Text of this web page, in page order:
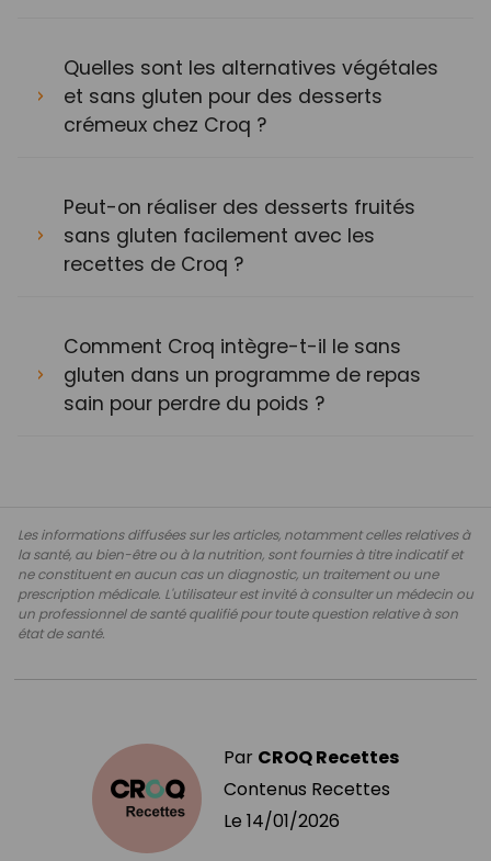
Quelles sont les alternatives végétales
et sans gluten pour des desserts
crémeux chez Croq ?
Peut-on réaliser des desserts fruités
sans gluten facilement avec les
recettes de Croq ?
Comment Croq intègre-t-il le sans
gluten dans un programme de repas
sain pour perdre du poids ?
Les informations diffusées sur les articles, notamment celles relatives à
la santé, au bien-être ou à la nutrition, sont fournies à titre indicatif et
ne constituent en aucun cas un diagnostic, un traitement ou une
prescription médicale. L'utilisateur est invité à consulter un médecin ou
un professionnel de santé qualifié pour toute question relative à son
état de santé.
Par CROQ Recettes
Contenus Recettes
Le 14/01/2026